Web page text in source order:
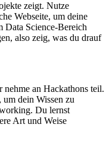
zeigt. Nutze
Webseite, um deine
Data Science-Bereich
also zeig, was du drauf
nehme an Hackathons teil.
um dein Wissen zu
Du lernst
Art und Weise